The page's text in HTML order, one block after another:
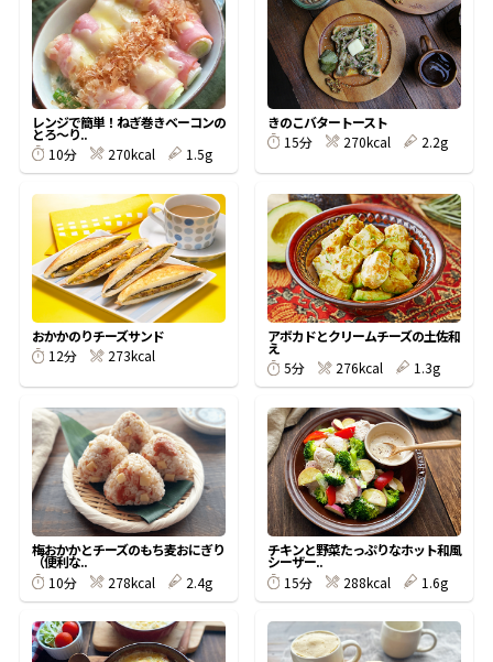
『踊り節』
鰹節屋の
だしパック
だし粉
商品情報一覧
おすすめサイト
新鮮一番
レンジで簡単！ねぎ巻きベーコンの
とろ〜り..
10分
270kcal 1.5g
きのこバタートースト
15分
270kcal 2.2g
おかかのりチーズサンド
12分
273kcal
アボカドとクリームチーズの土佐和
え
5分
276kcal 1.3g
梅おかかとチーズのもち麦おにぎり
（便利な..
10分
278kcal 2.4g
チキンと野菜たっぷりなホット和風
シーザー..
15分
288kcal 1.6g